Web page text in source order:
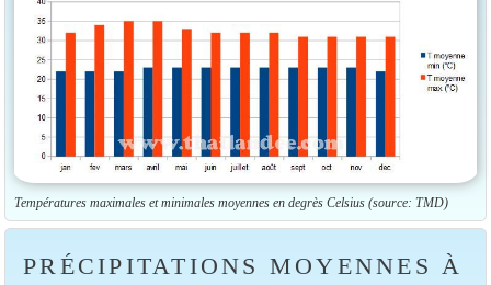
Températures maximales et minimales moyennes en degrès Celsius (source: TMD)
PRÉCIPITATIONS MOYENNES À